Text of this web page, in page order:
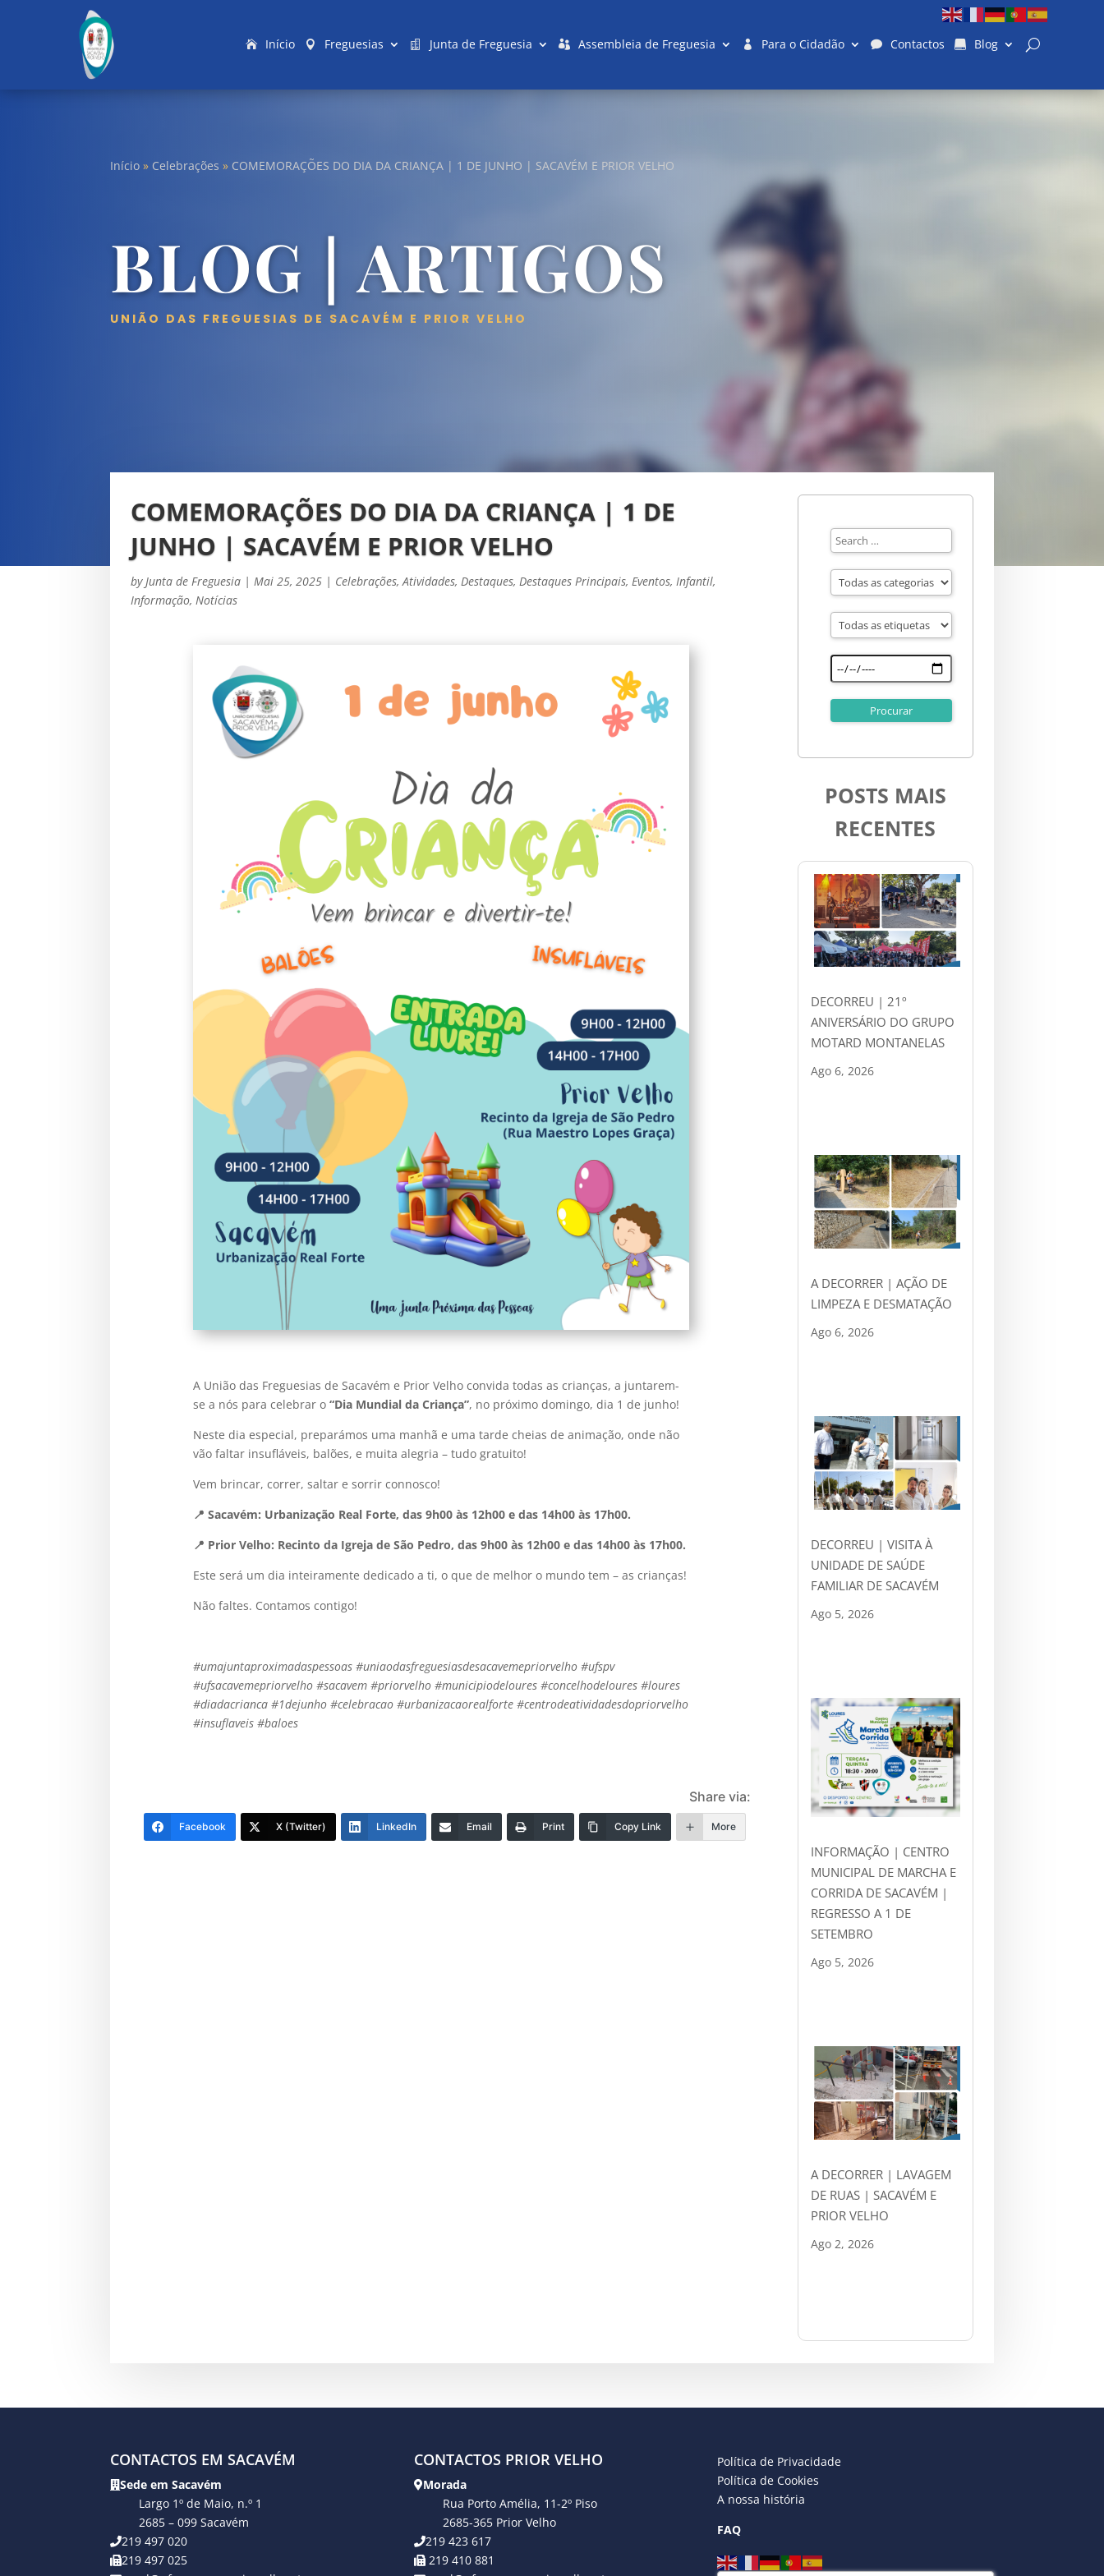
Início Freguesias Junta de Freguesia Assembleia de Freguesia Para o Cidadão Contactos Blog
Início » Celebrações » COMEMORAÇÕES DO DIA DA CRIANÇA | 1 DE JUNHO | SACAVÉM E PRIOR VELHO
BLOG | ARTIGOS
UNIÃO DAS FREGUESIAS DE SACAVÉM E PRIOR VELHO
COMEMORAÇÕES DO DIA DA CRIANÇA | 1 DE
JUNHO | SACAVÉM E PRIOR VELHO
by Junta de Freguesia | Mai 25, 2025 | Celebrações,Atividades, Destaques, Destaques Principais, Eventos, Infantil,
Informação, Notícias
A União das Freguesias de Sacavém e Prior Velho convida todas as crianças, a juntarem-
se a nós para celebrar o “Dia Mundial da Criança”, no próximo domingo, dia 1 de junho!
Neste dia especial, preparámos uma manhã e uma tarde cheias de animação, onde não
vão faltar insufláveis, balões, e muita alegria – tudo gratuito!
Vem brincar, correr, saltar e sorrir connosco!
📍 Sacavém: Urbanização Real Forte, das 9h00 às 12h00 e das 14h00 às 17h00.
📍 Prior Velho: Recinto da Igreja de São Pedro, das 9h00 às 12h00 e das 14h00 às 17h00.
Este será um dia inteiramente dedicado a ti, o que de melhor o mundo tem – as crianças!
Não faltes. Contamos contigo!
#umajuntaproximadaspessoas #uniaodasfreguesiasdesacavemepriorvelho #ufspv
#ufsacavemepriorvelho #sacavem #priorvelho #municipiodeloures #concelhodeloures #loures
#diadacrianca #1dejunho #celebracao #urbanizacaorealforte #centrodeatividadesdopriorvelho
#insuflaveis #baloes
Share via:
Facebook X (Twitter) LinkedIn Email Print Copy Link More
POSTS MAIS
RECENTES
DECORREU | 21º
ANIVERSÁRIO DO GRUPO
MOTARD MONTANELAS
Ago 6, 2026
A DECORRER | AÇÃO DE
LIMPEZA E DESMATAÇÃO
Ago 6, 2026
DECORREU | VISITA À
UNIDADE DE SAÚDE
FAMILIAR DE SACAVÉM
Ago 5, 2026
INFORMAÇÃO | CENTRO
MUNICIPAL DE MARCHA E
CORRIDA DE SACAVÉM |
REGRESSO A 1 DE
SETEMBRO
Ago 5, 2026
A DECORRER | LAVAGEM
DE RUAS | SACAVÉM E
PRIOR VELHO
Ago 2, 2026
CONTACTOS EM SACAVÉM
Sede em Sacavém
Largo 1º de Maio, n.º 1
2685 – 099 Sacavém
219 497 020
219 497 025
CONTACTOS PRIOR VELHO
Morada
Rua Porto Amélia, 11-2º Piso
2685-365 Prior Velho
219 423 617
219 410 881
Política de Privacidade
Política de Cookies
A nossa história
FAQ